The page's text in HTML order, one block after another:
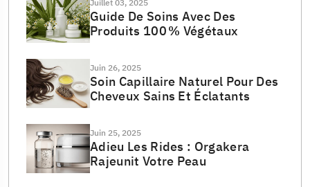
Guide De Soins Avec Des
Produits 100 % Végétaux
Juin 26, 2025
Soin Capillaire Naturel Pour Des
Cheveux Sains Et Éclatants
Juin 25, 2025
Adieu Les Rides : Orgakera
Rajeunit Votre Peau